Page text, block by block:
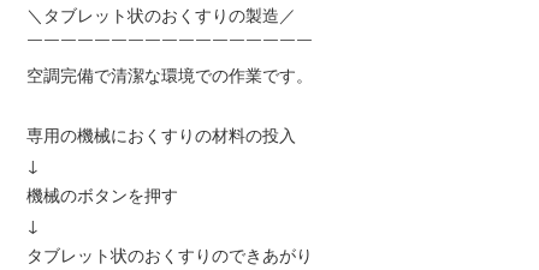
＼タブレット状のおくすりの製造／
￣￣￣￣￣￣￣￣￣￣￣￣￣￣￣￣￣
空調完備で清潔な環境での作業です。
専用の機械におくすりの材料の投入
↓
機械のボタンを押す
↓
タブレット状のおくすりのできあがり